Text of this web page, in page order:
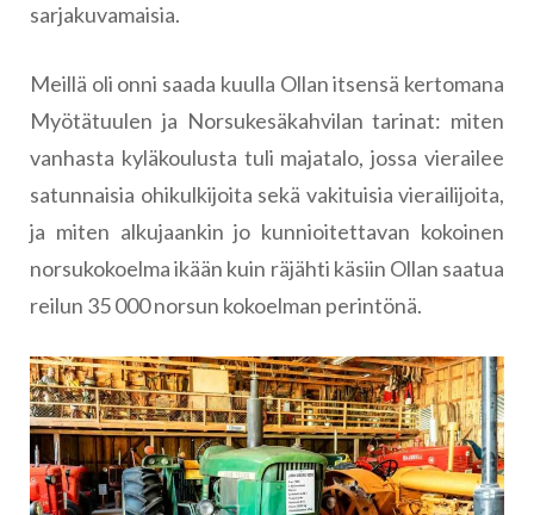
sarjakuvamaisia.
Meillä oli onni saada kuulla Ollan itsensä kertomana
Myötätuulen ja Norsukesäkahvilan tarinat: miten
vanhasta kyläkoulusta tuli majatalo, jossa vierailee
satunnaisia ohikulkijoita sekä vakituisia vierailijoita,
ja miten alkujaankin jo kunnioitettavan kokoinen
norsukokoelma ikään kuin räjähti käsiin Ollan saatua
reilun 35 000 norsun kokoelman perintönä.